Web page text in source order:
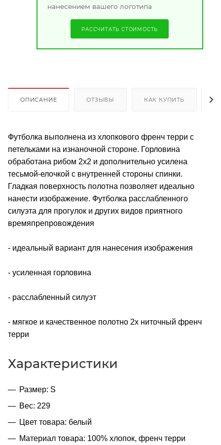
нанесением вашего логотипа
РАССЧИТАТЬ СТОИМОСТЬ
ОПИСАНИЕ ОТЗЫВЫ КАК КУПИТЬ
Футболка выполнена из хлопкового френч терри с
петельками на изнаночной стороне. Горловина
обработана рибом 2х2 и дополнительно усилена
тесьмой-елочкой с внутренней стороны спинки.
Гладкая поверхность полотна позволяет идеально
нанести изображение. Футболка расслабленного
силуэта для прогулок и других видов приятного
времяпрепровождения
- идеальный вариант для нанесения изображения
- усиленная горловина
- расслабленный силуэт
- мягкое и качественное полотно 2х ниточный френч
терри
Характеристики
Размер: S
Вес: 229
Цвет товара: белый
Материал товара: 100% хлопок, френч терри